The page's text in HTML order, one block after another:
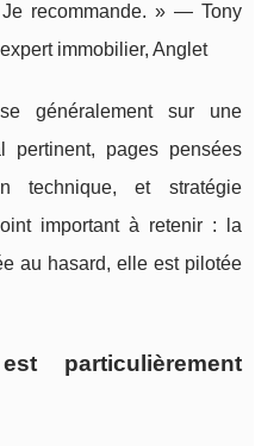
recommande. » — Tony
immobilier, Anglet
généralement sur une
pertinent, pages pensées
technique, et stratégie
important à retenir : la
au hasard, elle est pilotée
particulièrement